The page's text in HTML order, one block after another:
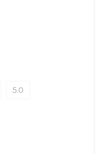
5.0